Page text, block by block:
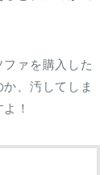
ァを購入した
、汚してしま
！